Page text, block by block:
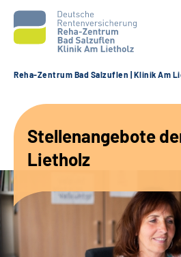
Unsere Angebote
Karriere
Sozialdienste & Zuweisende
Reha-Zentrum Bad Salzuflen | Klinik Am
Stellenangebote
Lietholz